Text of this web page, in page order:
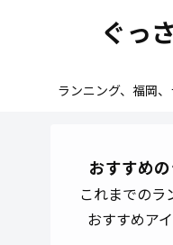
ぐっ
ランニング、福岡
おすすめ
これまでのラ
おすすめア